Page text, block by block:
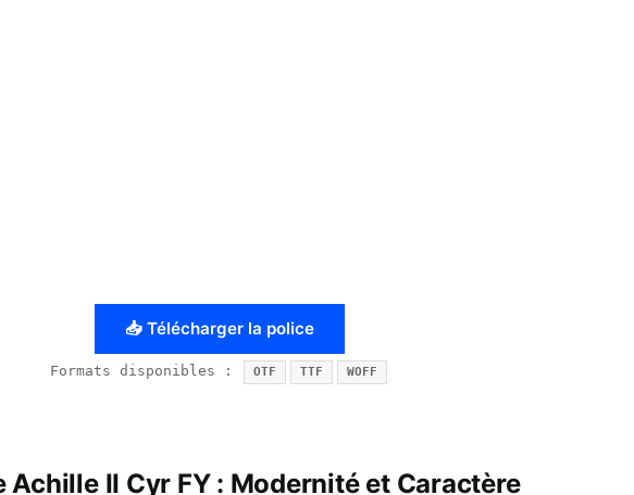
📥 Télécharger la police
Formats disponibles : OTF TTF WOFF
Achille II Cyr FY : Modernité et Caractère